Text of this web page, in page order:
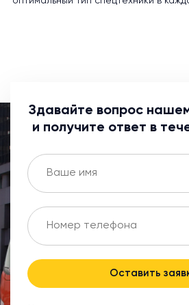
Здавайте вопрос
и получите ответ в
Оставить